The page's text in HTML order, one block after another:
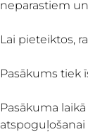
neparastiem
Lai pieteiktos,
Pasākums tiek
Pasākuma